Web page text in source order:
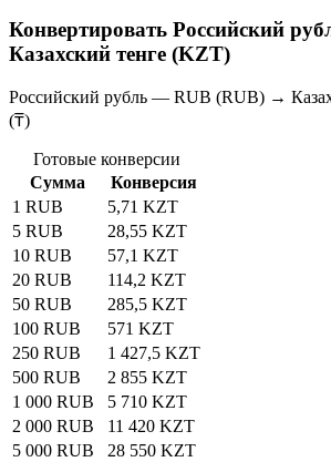
Конвертировать Российский
Казахский тенге (KZT)
Российский рубль — RUB (RUB) →
(₸)
Готовые конверсии
Сумма
Конверсия
1 RUB
5,71 KZT
5 RUB
28,55 KZT
10 RUB
57,1 KZT
20 RUB
114,2 KZT
50 RUB
285,5 KZT
100 RUB
571 KZT
250 RUB
1 427,5 KZT
500 RUB
2 855 KZT
1 000 RUB
5 710 KZT
2 000 RUB
11 420 KZT
5 000 RUB
28 550 KZT